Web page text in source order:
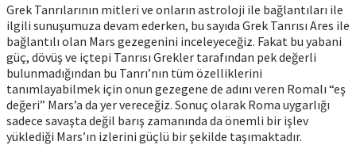
Grek Tanrılarının mitleri ve onların astroloji ile bağlantıları ile
ilgili sunuşumuza devam ederken, bu sayıda Grek Tanrısı Ares ile
bağlantılı olan Mars gezegenini inceleyeceğiz. Fakat bu yabani
güç, dövüş ve içtepi Tanrısı Grekler tarafından pek değerli
bulunmadığından bu Tanrı’nın tüm özelliklerini
tanımlayabilmek için onun gezegene de adını veren Romalı “eş
değeri” Mars’a da yer vereceğiz. Sonuç olarak Roma uygarlığı
sadece savaşta değil barış zamanında da önemli bir işlev
yüklediği Mars’ın izlerini güçlü bir şekilde taşımaktadır.